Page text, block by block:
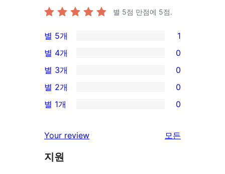
별 5점 만점에 5점.
1/5-
별
점
후
기
별 5개 1
0/4-
별
점
후
별 4개 0
0/3-
별
점
기
별 3개 0
0/2-
별
후
기
별 2개 0
0/1-
점
후
별 1개 0
Your review
모든
지원